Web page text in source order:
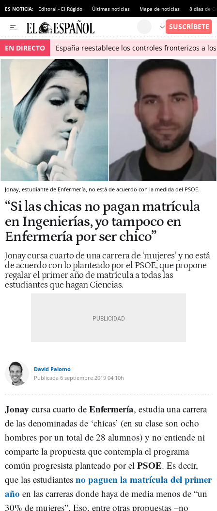
ES NOTICIA: Editoral - El Rúgido Últimas noticias Mapa de noticias 8 días de
EN DIRECTO España reestablece los controles fronterizos a
Jonay, estudiante de Enfermería, no está de acuerdo con la medida del PSOE.
“Si las chicas no pagan matrícula
en Ingenierías, yo tampoco en
Enfermería por ser chico”
Jonay cursa cuarto de una carrera de ‘mujeres’ y no está
de acuerdo con lo planteado por el PSOE, que propone
regalar el primer año de matrícula a todas las
estudiantes que hagan Ciencias.
David Palomo
Publicada 6 septiembre 2019 04:10h
Jonay cursa cuarto de Enfermería, estudia una carrera
de las denominadas de ‘chicas’ (en su clase son ocho
hombres por un total de 28 alumnos) y no entiende ni
comparte la propuesta que contempla el programa
común progresista planteado por el PSOE. Es decir,
que las estudiantes no paguen la matrícula del primer
año en las carreras donde haya de media menos de “un
30% de mujeres”. Eso, entre otras propuestas –no